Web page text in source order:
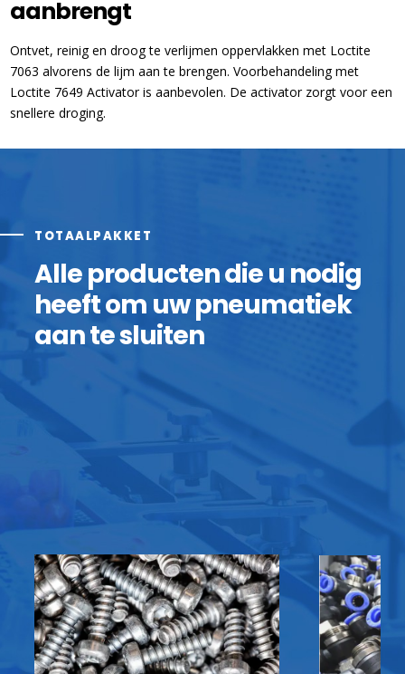
aanbrengt
Ontvet, reinig en droog te verlijmen oppervlakken met Loctite
7063 alvorens de lijm aan te brengen. Voorbehandeling met
Loctite 7649 Activator is aanbevolen. De activator zorgt voor een
snellere droging.
TOTAALPAKKET
Alle producten die u nodig
heeft om uw pneumatiek
aan te sluiten